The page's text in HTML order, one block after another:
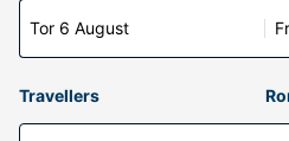
Tor 6 August
Travellers